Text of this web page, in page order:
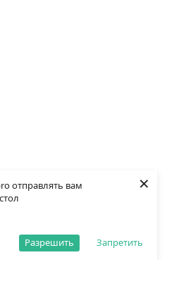
отправлять вам
Запретить
Разрешить
×